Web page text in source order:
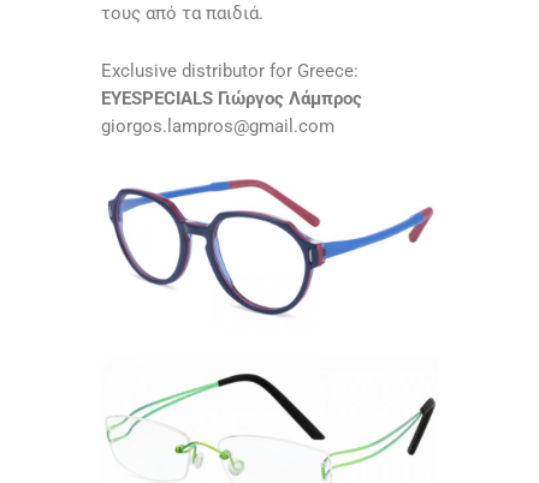
τους από τα παιδιά.
Exclusive distributor for Greece:
ΕΥΕSPECIALS Γιώργος Λάμπρος
giorgos.lampros@gmail.com